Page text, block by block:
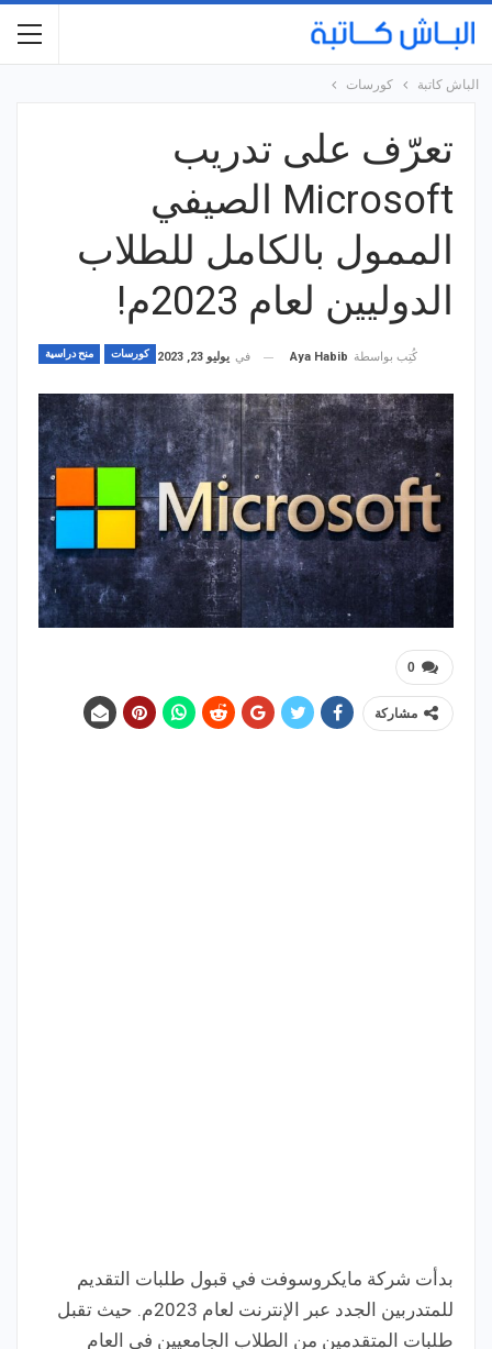
الباش كاتبة كورسات
تعرّف على تدريب
Microsoft الصيفي
الممول بالكامل للطلاب
الدوليين لعام 2023م!
كورسات منح دراسية كُتِب بواسطة Aya Habib في يوليو 23, 2023
0
مشاركة
بدأت شركة مايكروسوفت في قبول طلبات التقديم
للمتدربين الجدد عبر الإنترنت لعام 2023م. حيث تقبل
طلبات المتقدمين من الطلاب الجامعيين في العام